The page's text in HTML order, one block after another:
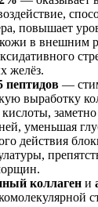
повышает
в внешним
желёз.
пептидов —
выработку
уменьшая
действия
коллаген и